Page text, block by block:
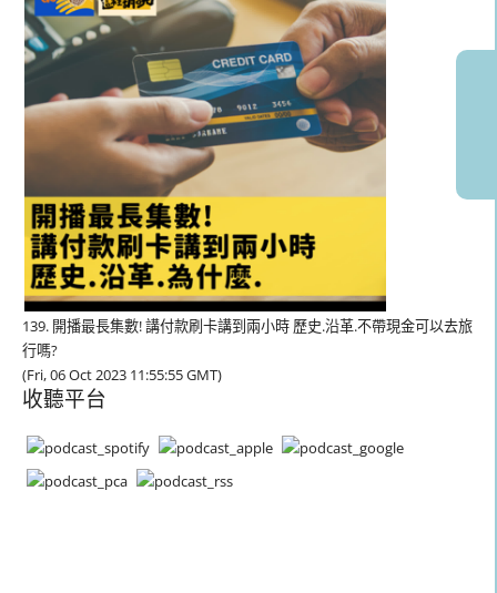
器
139. 開播最長集數! 講付款刷卡講到兩小時 歷史.沿革.不帶現金可以去旅
行嗎?
(Fri, 06 Oct 2023 11:55:55 GMT)
收聽平台